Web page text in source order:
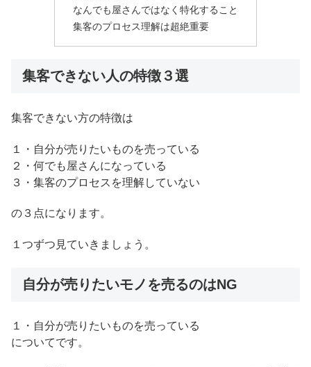
なんでも屋さんではなく特化すること
集客のプロセス理解は超絶重要
集客できない人の特徴３選
集客できない方の特徴は
１・自分が売りたいものを売っている
２・何でも屋さんになっている
３・集客のプロセスを理解していない
の３点になります。
１つずつ見ていきましょう。
自分が売りたいモノを売るのはNG
１・自分が売りたいものを売っている
についてです。